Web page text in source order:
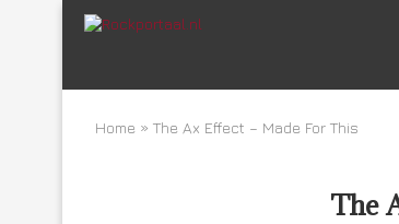
Home » The Ax Effect – Made For This
The